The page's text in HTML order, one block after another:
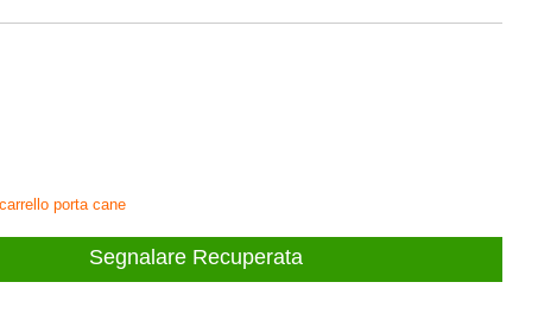
porta cane
Segnalare Recuperata